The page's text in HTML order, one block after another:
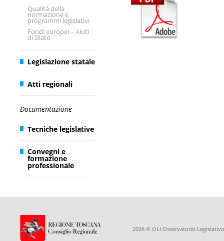
Qualità della
normazione e
programmi legislativi
Fondi europei – Aiuti
di Stato
Legislazione statale
Atti regionali
Documentazione
Tecniche legislative
Convegni e
formazione
professionale
2026 © OLI Osservatorio